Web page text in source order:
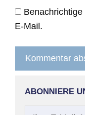
E-Mail.
ABONNIERE